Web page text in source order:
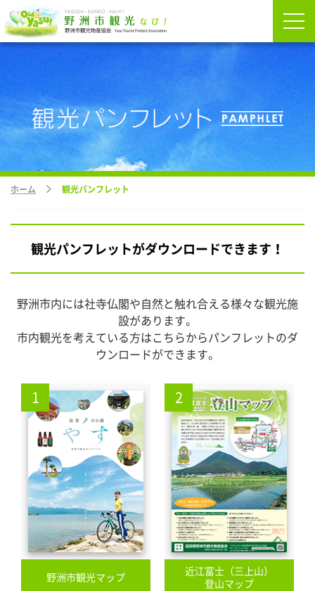
ホーム 観光パンフレット
観光パンフレットがダウンロードできます！
野洲市内には社寺仏閣や自然と触れ合える様々な観光施
設があります。
市内観光を考えている方はこちらからパンフレットのダ
ウンロードができます。
1
野洲市観光マップ
2
近江富士（三上山）
登山マップ